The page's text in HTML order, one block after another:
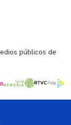
públicos de